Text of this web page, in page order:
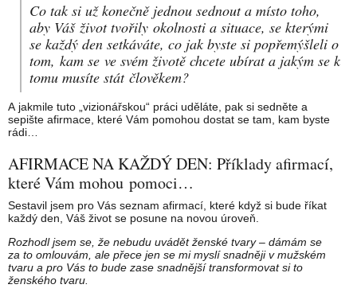
Co tak si už konečně jednou sednout a místo toho,
aby Váš život tvořily okolnosti a situace, se kterými
se každý den setkáváte, co jak byste si popřemýšleli o
tom, kam se ve svém životě chcete ubírat a jakým se k
tomu musíte stát člověkem?
A jakmile tuto „vizionářskou“ práci uděláte, pak si sedněte a
sepište afirmace, které Vám pomohou dostat se tam, kam byste
rádi…
AFIRMACE NA KAŽDÝ DEN: Příklady afirmací,
které Vám mohou pomoci…
Sestavil jsem pro Vás seznam afirmací, které když si bude říkat
každý den, Váš život se posune na novou úroveň.
Rozhodl jsem se, že nebudu uvádět ženské tvary – dámám se
za to omlouvám, ale přece jen se mi myslí snadněji v mužském
tvaru a pro Vás to bude zase snadnější transformovat si to
ženského tvaru.